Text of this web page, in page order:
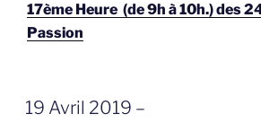
17ème Heure (de 9h à 10h.) des
Passion
GEPLAATST
OP
19 Avril 2019 –